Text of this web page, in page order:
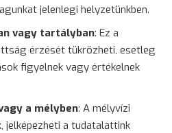
jelenlegi helyzetünkben.
vagy tartályban: Ez a
érzését tükrözheti, esetleg
figyelnek vagy értékelnek
a mélyben: A mélyvízi
jelképezheti a tudatalattink